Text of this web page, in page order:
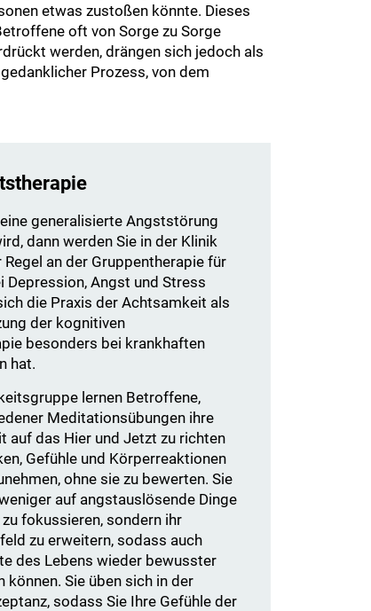
etwas zustoßen könnte. Dieses
oft von Sorge zu Sorge
werden, drängen sich jedoch als
Prozess, von dem
generalisierte Angststörung
dann werden Sie in der Klinik
Regel an der Gruppentherapie für
Depression, Angst und Stress
die Praxis der Achtsamkeit als
der kognitiven
besonders bei krankhaften
hat.
lernen Betroffene,
Meditationsübungen ihre
auf das Hier und Jetzt zu richten
Gefühle und Körperreaktionen
ohne sie zu bewerten. Sie
auf angstauslösende Dinge
fokussieren, sondern ihr
zu erweitern, sodass auch
des Lebens wieder bewusster
können. Sie üben sich in der
sodass Sie Ihre Gefühle der